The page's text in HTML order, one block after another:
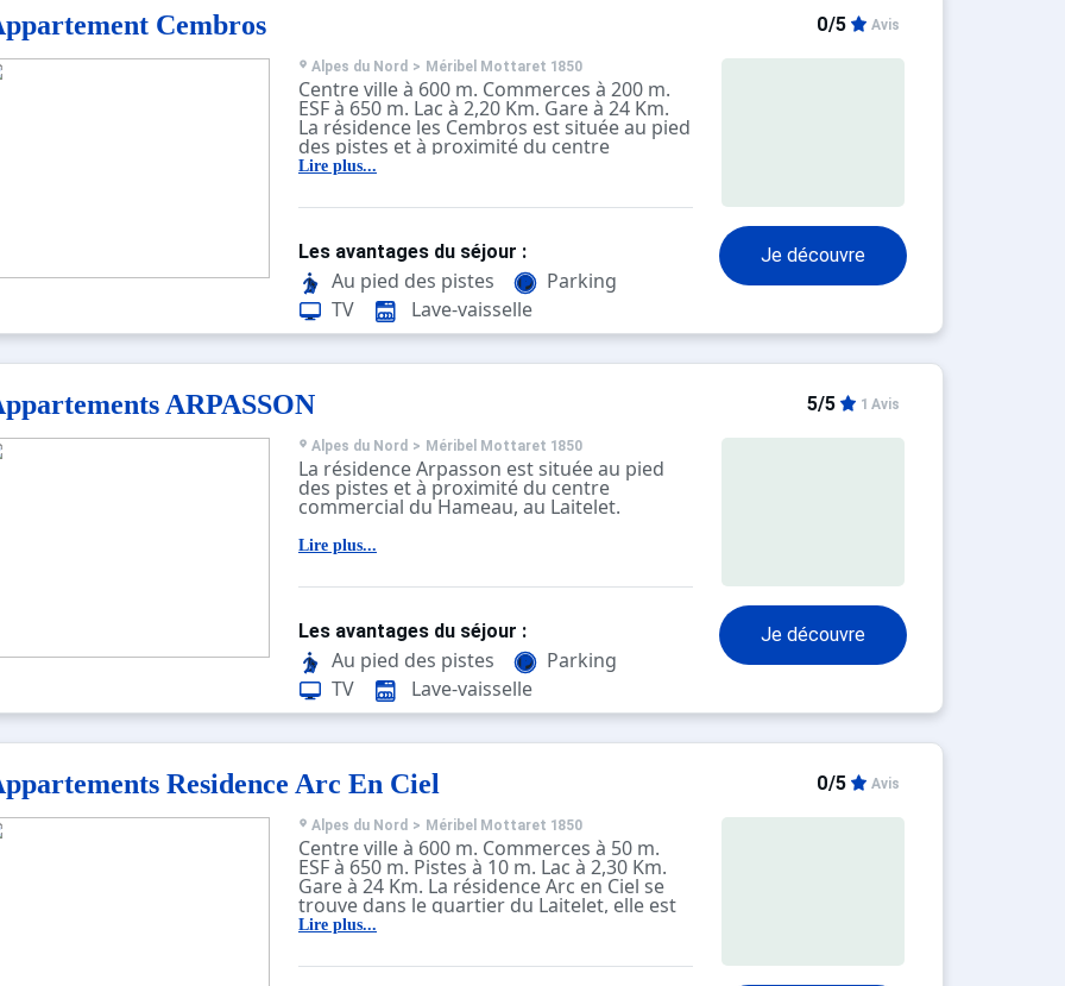
Cembros 0/5 Avis
Alpes du Nord > Méribel Mottaret 1850
Centre ville à 600 m. Commerces à 200 m.
ESF à 650 m. Lac à 2,20 Km. Gare à 24 Km.
La résidence les Cembros est située au pied
des pistes et à proximité du centre
commercial du Hameau, au Laitelet.
sortir des casiers à skis. Prenez la piste
principal des remontées mécaniques.
L'arrêt de navette le plus proche est situé à
moins de 50m, arrêt " Les Arolles ".
Lire plus...
Je découvre
Les avantages du séjour :
Au pied des pistes
Parking
TV
Lave-vaisselle
ARPASSON 5/5 1 Avis
Alpes du Nord > Méribel Mottaret 1850
La résidence Arpasson est située au pied
des pistes et à proximité du centre
commercial du Hameau, au Laitelet.
Pour accéder aux pistes, vous devez
piste bleue qui mène au départ des
dans en face est au pied des pistes.
L’accès au quartier du HAMEAU et du
LAITELET se fait via le Téléporté des Chalets,
ouvert de 7h20 à 23h30 en libre accès.
Lire plus...
Je découvre
Les avantages du séjour :
Au pied des pistes
Parking
TV
Lave-vaisselle
Residence Arc En Ciel 0/5 Avis
Alpes du Nord > Méribel Mottaret 1850
Centre ville à 600 m. Commerces à 50 m.
ESF à 650 m. Pistes à 10 m. Lac à 2,30 Km.
Gare à 24 Km. La résidence Arc en Ciel se
trouve dans le quartier du Laitelet, elle est
reliée au centre commercial du Hameau
permet de rejoindre les commerces ainsi
Lire plus...